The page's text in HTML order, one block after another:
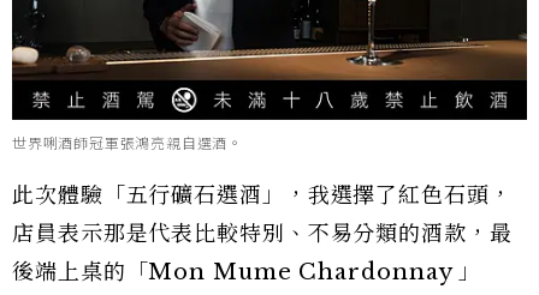
世界唎酒師冠軍張鴻亮親自選酒。
此次體驗「五行礦石選酒」，我選擇了紅色石頭，
店員表示那是代表比較特別、不易分類的酒款，最
後端上桌的「Mon Mume Chardonnay 」